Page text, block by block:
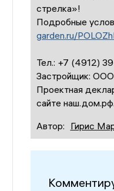
стрелка»!
Подробные
garden.ru/
Тел.: +7 (4912)
Застройщик:
Проектная
сайте наш.дом.рф.
Автор: Гирис